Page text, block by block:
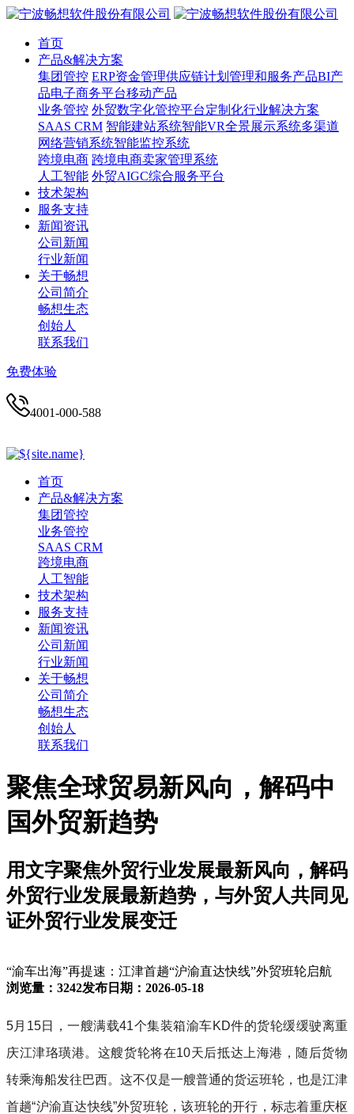
首页
产品&解决方案
集团管控 ERP资金管理供应链计划管理和服务产品BI产
品电子商务平台移动产品
业务管控 外贸数字化管控平台定制化行业解决方案
SAAS CRM 智能建站系统智能VR全景展示系统多渠道
网络营销系统智能监控系统
跨境电商 跨境电商卖家管理系统
人工智能 外贸AIGC综合服务平台
技术架构
服务支持
新闻资讯
公司新闻
行业新闻
关于畅想
公司简介
畅想生态
创始人
联系我们
免费体验
4001-000-588
首页
产品&解决方案
集团管控
业务管控
SAAS CRM
跨境电商
人工智能
技术架构
服务支持
新闻资讯
公司新闻
行业新闻
关于畅想
公司简介
畅想生态
创始人
联系我们
聚焦全球贸易新风向，解码中
国外贸新趋势
用文字聚焦外贸行业发展最新风向，解码
外贸行业发展最新趋势，与外贸人共同见
证外贸行业发展变迁
“渝车出海”再提速：江津首趟“沪渝直达快线”外贸班轮启航
浏览量：3242发布日期：2026-05-18
5月15日，一艘满载41个集装箱渝车KD件的货轮缓缓驶离重
庆江津珞璜港。这艘货轮将在10天后抵达上海港，随后货物
转乘海船发往巴西。这不仅是一艘普通的货运班轮，也是江津
首趟“沪渝直达快线”外贸班轮，该班轮的开行，标志着重庆枢